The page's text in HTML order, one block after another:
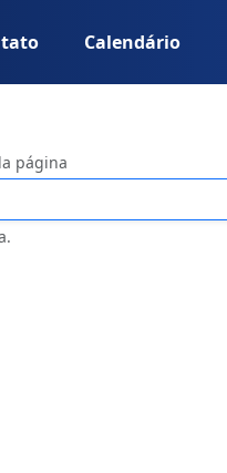
Calendário
página